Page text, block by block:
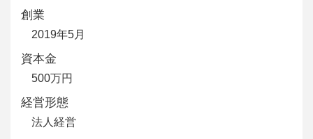
創業
2019年5月
資本金
500万円
経営形態
法人経営